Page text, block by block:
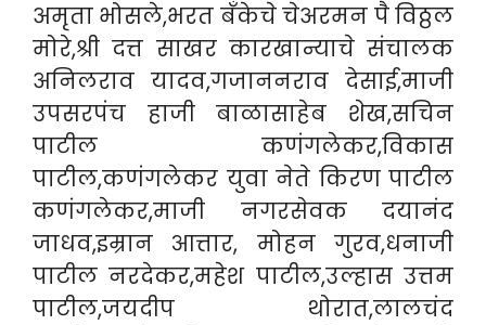
अमृता भोसले,भरत बँकेचे चेअरमन पै विठ्ठल
मोरे,श्री दत्त साखर कारखान्याचे संचालक
अनिलराव यादव,गजाननराव देसाई,माजी
उपसरपंच हाजी बाळासाहेब शेख,सचिन
पाटील कणंगलेकर,विकास
पाटील,कणंगलेकर युवा नेते किरण पाटील
कणंगलेकर,माजी नगरसेवक दयानंद
जाधव,इम्रान आत्तार, मोहन गुरव,धनाजी
पाटील नरदेकर,महेश पाटील,उल्हास उत्तम
पाटील,जयदीप थोरात,लालचंद